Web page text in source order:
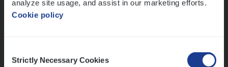
analyze site usage, and assist in our marketing efforts.
Cookie policy
Selection
Strictly Necessary Cookies
Ons sollicitatieproces